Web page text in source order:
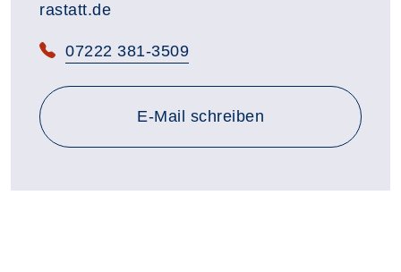
rastatt.de
Telefon:
07222 381-3509
E-Mail schreiben